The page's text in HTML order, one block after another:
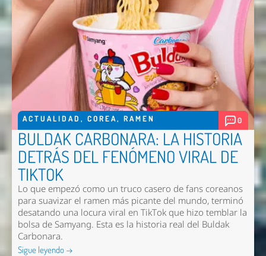
ACTUALIDAD , COREA, RAMEN 0
BULDAK CARBONARA: LA HISTORIA
DETRÁS DEL FENÓMENO VIRAL DE
TIKTOK
Lo que empezó como un truco casero de fans coreanos
para suavizar el ramen más picante del mundo, terminó
desatando una locura viral en TikTok que hizo temblar la
bolsa de Samyang. Esta es la historia real del Buldak
Carbonara.
Sigue leyendo →